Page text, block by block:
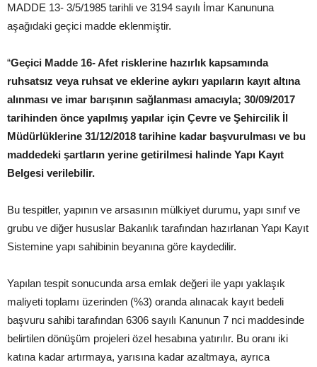
MADDE 13- 3/5/1985 tarihli ve 3194 sayılı İmar Kanununa
aşağıdaki geçici madde eklenmiştir.
“Geçici Madde 16- Afet risklerine hazırlık kapsamında
ruhsatsız veya ruhsat ve eklerine aykırı yapıların kayıt altına
alınması ve imar barışının sağlanması amacıyla; 30/09/2017
tarihinden önce yapılmış yapılar için Çevre ve Şehircilik İl
Müdürlüklerine 31/12/2018 tarihine kadar başvurulması ve bu
maddedeki şartların yerine getirilmesi halinde Yapı Kayıt
Belgesi verilebilir.
Bu tespitler, yapının ve arsasının mülkiyet durumu, yapı sınıf ve
grubu ve diğer hususlar Bakanlık tarafından hazırlanan Yapı Kayıt
Sistemine yapı sahibinin beyanına göre kaydedilir.
Yapılan tespit sonucunda arsa emlak değeri ile yapı yaklaşık
maliyeti toplamı üzerinden (%3) oranda alınacak kayıt bedeli
başvuru sahibi tarafından 6306 sayılı Kanunun 7 nci maddesinde
belirtilen dönüşüm projeleri özel hesabına yatırılır. Bu oranı iki
katına kadar artırmaya, yarısına kadar azaltmaya, ayrıca